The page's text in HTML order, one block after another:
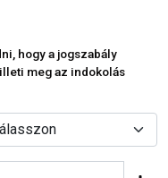
hogy a jogszabály
meg az indokolás